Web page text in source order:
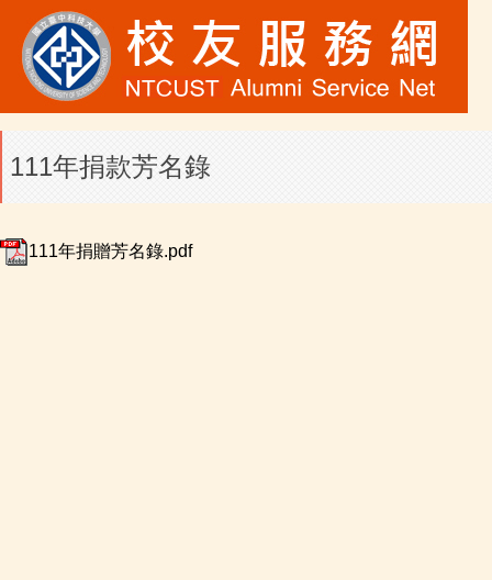
111年捐款芳名錄
111年捐贈芳名錄.pdf